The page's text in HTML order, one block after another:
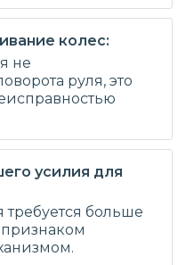
колес:
не
руля, это
усилия для
требуется больше